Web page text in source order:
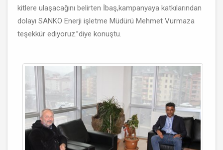
kitlere ulaşacağını belirten İbaş,kampanyaya katkılarından
dolayı SANKO Enerji işletme Müdürü Mehmet Vurmaza
teşekkür ediyoruz.’’diye konuştu.